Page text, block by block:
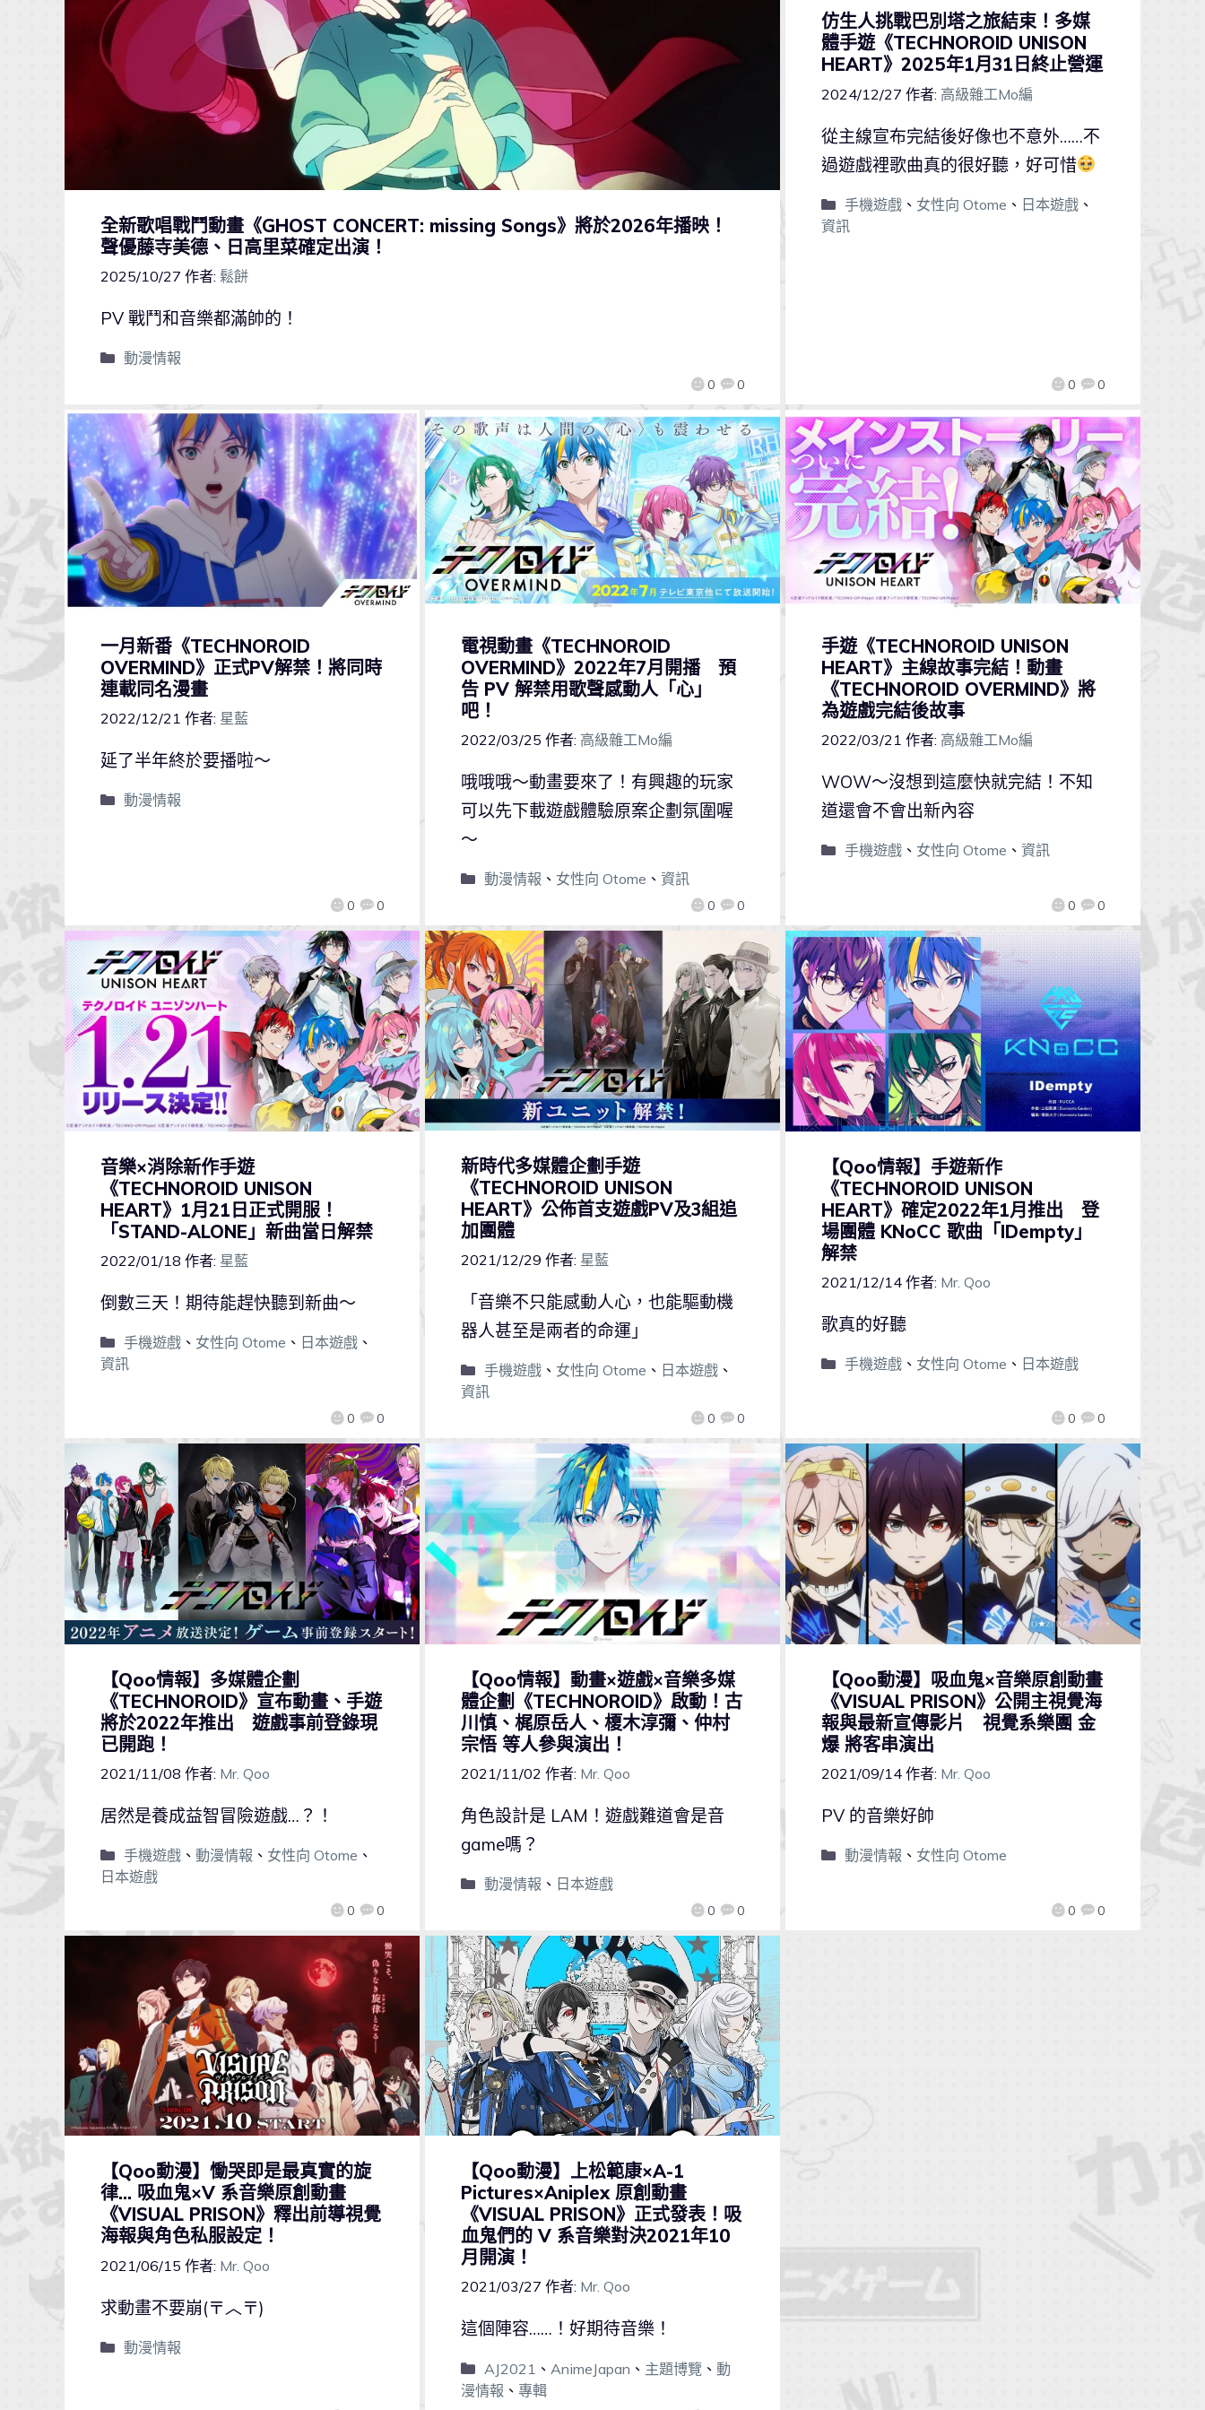
全新歌唱戰鬥動畫《GHOST CONCERT: missing Songs》將於2026年播映！
聲優藤寺美德、日高里菜確定出演！
2025/10/27 作者: 鬆餅
0 0
PV 戰鬥和音樂都滿帥的！
動漫情報
仿生人挑戰巴別塔之旅結束！多媒
體手遊《TECHNOROID UNISON
HEART》2025年1月31日終止營運
2024/12/27 作者: 高級雜工Mo編
0 0
從主線宣布完結後好像也不意外……不
過遊戲裡歌曲真的很好聽，好可惜
手機遊戲、 女性向 Otome 、 日本遊戲、
資訊
一月新番《TECHNOROID
OVERMIND》正式PV解禁！將同時
連載同名漫畫
2022/12/21 作者: 星藍
0 0
延了半年終於要播啦～
動漫情報
電視動畫《TECHNOROID
OVERMIND》2022年7月開播 預
告 PV 解禁用歌聲感動人「心」
吧！
2022/03/25 作者: 高級雜工Mo編
0 0
哦哦哦～動畫要來了！有興趣的玩家
可以先下載遊戲體驗原案企劃氛圍喔
～
動漫情報 、 女性向 Otome 、 資訊
手遊《TECHNOROID UNISON
HEART》主線故事完結！動畫
《TECHNOROID OVERMIND》將
為遊戲完結後故事
2022/03/21 作者: 高級雜工Mo編
0 0
WOW～沒想到這麼快就完結！不知
道還會不會出新內容
手機遊戲、 女性向 Otome 、 資訊
音樂×消除新作手遊
《TECHNOROID UNISON
HEART》1月21日正式開服！
「STAND-ALONE」新曲當日解禁
2022/01/18 作者: 星藍
0 0
倒數三天！期待能趕快聽到新曲～
手機遊戲、 女性向 Otome 、 日本遊戲、
資訊
新時代多媒體企劃手遊
《TECHNOROID UNISON
HEART》公佈首支遊戲PV及3組追
加團體
2021/12/29 作者: 星藍
0 0
「音樂不只能感動人心，也能驅動機
器人甚至是兩者的命運」
手機遊戲、 女性向 Otome 、 日本遊戲、
資訊
【Qoo情報】手遊新作
《TECHNOROID UNISON
HEART》確定2022年1月推出 登
場團體 KNoCC 歌曲「IDempty」
解禁
2021/12/14 作者: Mr. Qoo
0 0
歌真的好聽
手機遊戲、 女性向 Otome 、 日本遊戲
【Qoo情報】多媒體企劃
《TECHNOROID》宣布動畫、手遊
將於2022年推出 遊戲事前登錄現
已開跑！
2021/11/08 作者: Mr. Qoo
0 0
居然是養成益智冒險遊戲…？！
手機遊戲、 動漫情報 、 女性向 Otome 、
日本遊戲
【Qoo情報】動畫×遊戲×音樂多媒
體企劃《TECHNOROID》啟動！古
川慎、梶原岳人、榎木淳彌、仲村
宗悟 等人參與演出！
2021/11/02 作者: Mr. Qoo
0 0
角色設計是 LAM！遊戲難道會是音
game嗎？
動漫情報 、 日本遊戲
【Qoo動漫】吸血鬼×音樂原創動畫
《VISUAL PRISON》公開主視覺海
報與最新宣傳影片 視覺系樂團 金
爆 將客串演出
2021/09/14 作者: Mr. Qoo
0 0
PV 的音樂好帥
動漫情報 、 女性向 Otome
【Qoo動漫】慟哭即是最真實的旋
律… 吸血鬼×V 系音樂原創動畫
《VISUAL PRISON》釋出前導視覺
海報與角色私服設定！
2021/06/15 作者: Mr. Qoo
求動畫不要崩(〒︿〒)
動漫情報
【Qoo動漫】上松範康×A-1
Pictures×Aniplex 原創動畫
《VISUAL PRISON》正式發表！吸
血鬼們的 V 系音樂對決2021年10
月開演！
2021/03/27 作者: Mr. Qoo
這個陣容……！好期待音樂！
AJ2021 、 AnimeJapan 、 主題博覽、 動
漫情報 、 專輯